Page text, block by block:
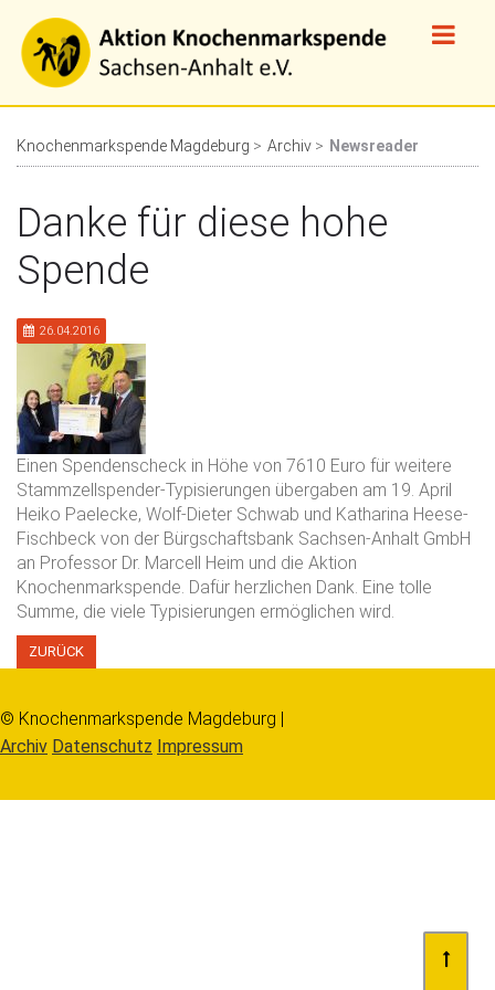
Knochenmarkspende Magdeburg Archiv Newsreader
Danke für diese hohe
Spende
26.04.2016
Einen Spendenscheck in Höhe von 7610 Euro für weitere
Stammzellspender-Typisierungen übergaben am 19. April
Heiko Paelecke, Wolf-Dieter Schwab und Katharina Heese-
Fischbeck von der Bürgschaftsbank Sachsen-Anhalt GmbH
an Professor Dr. Marcell Heim und die Aktion
Knochenmarkspende. Dafür herzlichen Dank. Eine tolle
Summe, die viele Typisierungen ermöglichen wird.
ZURÜCK
© Knochenmarkspende Magdeburg |
Archiv Datenschutz Impressum